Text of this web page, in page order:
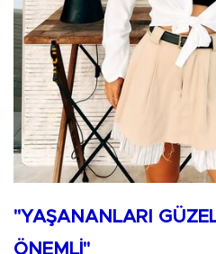
"YAŞANANLARI
ÖNEMLİ"